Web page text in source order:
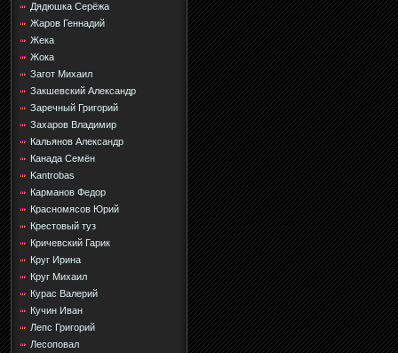
Дядюшка Серёжа
Жаров Геннадий
Жека
Жока
Загот Михаил
Закшевский Александр
Заречный Григорий
Захаров Владимир
Кальянов Александр
Канада Семён
Kantrobas
Карманов Федор
Красномясов Юрий
Крестовый туз
Кричевский Гарик
Круг Ирина
Круг Михаил
Курас Валерий
Кучин Иван
Лепс Григорий
Лесоповал